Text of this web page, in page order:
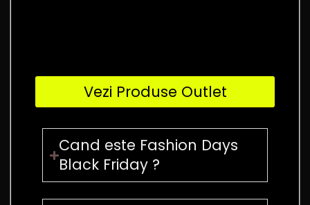
Vezi Produse Outlet
Cand este Fashion Days
Black Friday ?